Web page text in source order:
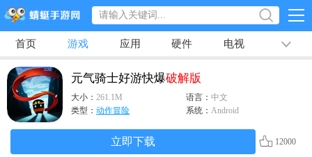
首页 游戏 应用 硬件 电视 排行榜
专题
元气骑士好游快爆破解版
大小： 261.1M 语言： 中文
类型： 动作冒险 系统： Android
立即下载 12000